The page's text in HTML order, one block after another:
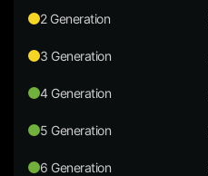
2 Generation
3 Generation
4 Generation
5 Generation
6 Generation